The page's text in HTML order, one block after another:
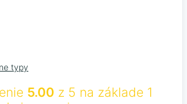
typy
5.00 z 5 na základe 1